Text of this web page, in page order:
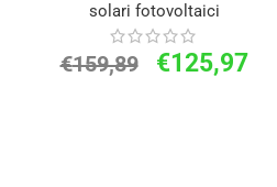
solari fotovoltaici
€159,89 €125,97